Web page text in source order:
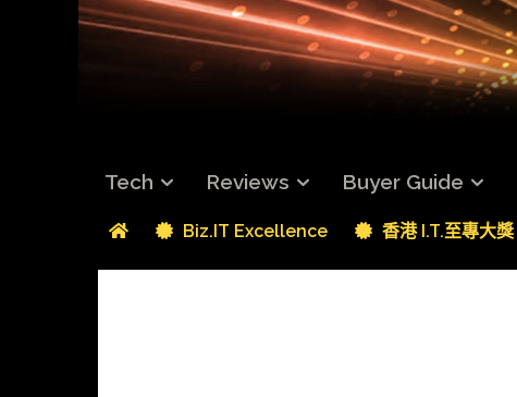
Tech Reviews Buyer Guide
Biz.IT Excellence 香港 I.T.至專大獎